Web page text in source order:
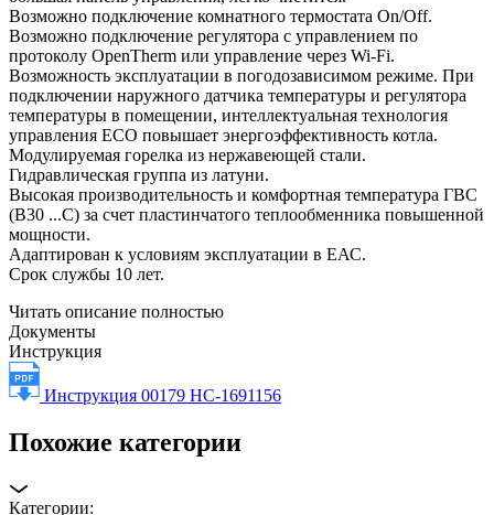
Возможно подключение комнатного термостата On/Off.
Возможно подключение регулятора с управлением по
протоколу OpenTherm или управление через Wi-Fi.
Возможность эксплуатации в погодозависимом режиме. При
подключении наружного датчика температуры и регулятора
температуры в помещении, интеллектуальная технология
управления ECO повышает энергоэффективность котла.
Модулируемая горелка из нержавеющей стали.
Гидравлическая группа из латуни.
Высокая производительность и комфортная температура ГВС
(B30 ...С) за счет пластинчатого теплообменника повышенной
мощности.
Адаптирован к условиям эксплуатации в ЕАС.
Срок службы 10 лет.
Читать описание полностью
Документы
Инструкция
Инструкция 00179 НС-1691156
Похожие категории
Категории: